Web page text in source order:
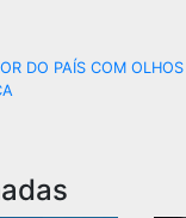
DO PAÍS COM